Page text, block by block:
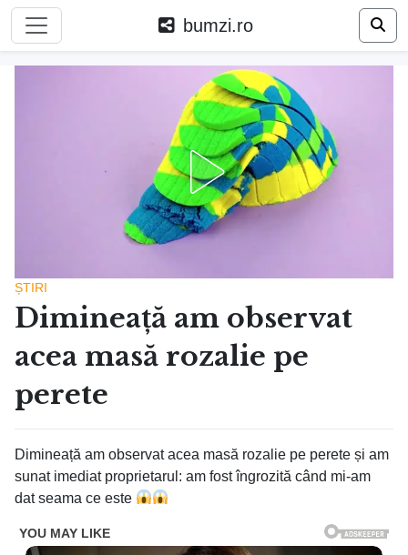
bumzi.ro
ȘTIRI
Dimineață am observat
acea masă rozalie pe
perete
Dimineață am observat acea masă rozalie pe perete și am
sunat imediat proprietarul: am fost îngrozită când mi-am
dat seama ce este